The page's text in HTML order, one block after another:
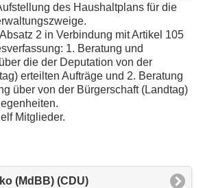
des Haushaltplans für die
2 in Verbindung mit Artikel 105
1. Beratung und
die der Deputation von der
erteilten Aufträge und 2. Beratung
über von der Bürgerschaft (Landtag)
Mitglieder.
(MdBB) (CDU)